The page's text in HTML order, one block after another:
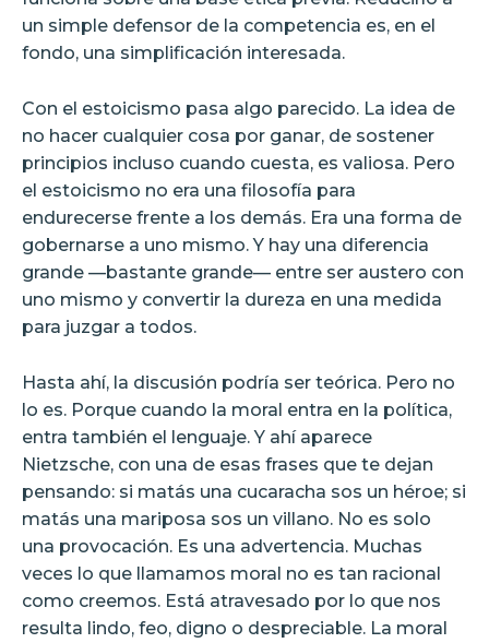
un simple defensor de la competencia es, en el
fondo, una simplificación interesada.
Con el estoicismo pasa algo parecido. La idea de
no hacer cualquier cosa por ganar, de sostener
principios incluso cuando cuesta, es valiosa. Pero
el estoicismo no era una filosofía para
endurecerse frente a los demás. Era una forma de
gobernarse a uno mismo. Y hay una diferencia
grande —bastante grande— entre ser austero con
uno mismo y convertir la dureza en una medida
para juzgar a todos.
Hasta ahí, la discusión podría ser teórica. Pero no
lo es. Porque cuando la moral entra en la política,
entra también el lenguaje. Y ahí aparece
Nietzsche, con una de esas frases que te dejan
pensando: si matás una cucaracha sos un héroe; si
matás una mariposa sos un villano. No es solo
una provocación. Es una advertencia. Muchas
veces lo que llamamos moral no es tan racional
como creemos. Está atravesado por lo que nos
resulta lindo, feo, digno o despreciable. La moral